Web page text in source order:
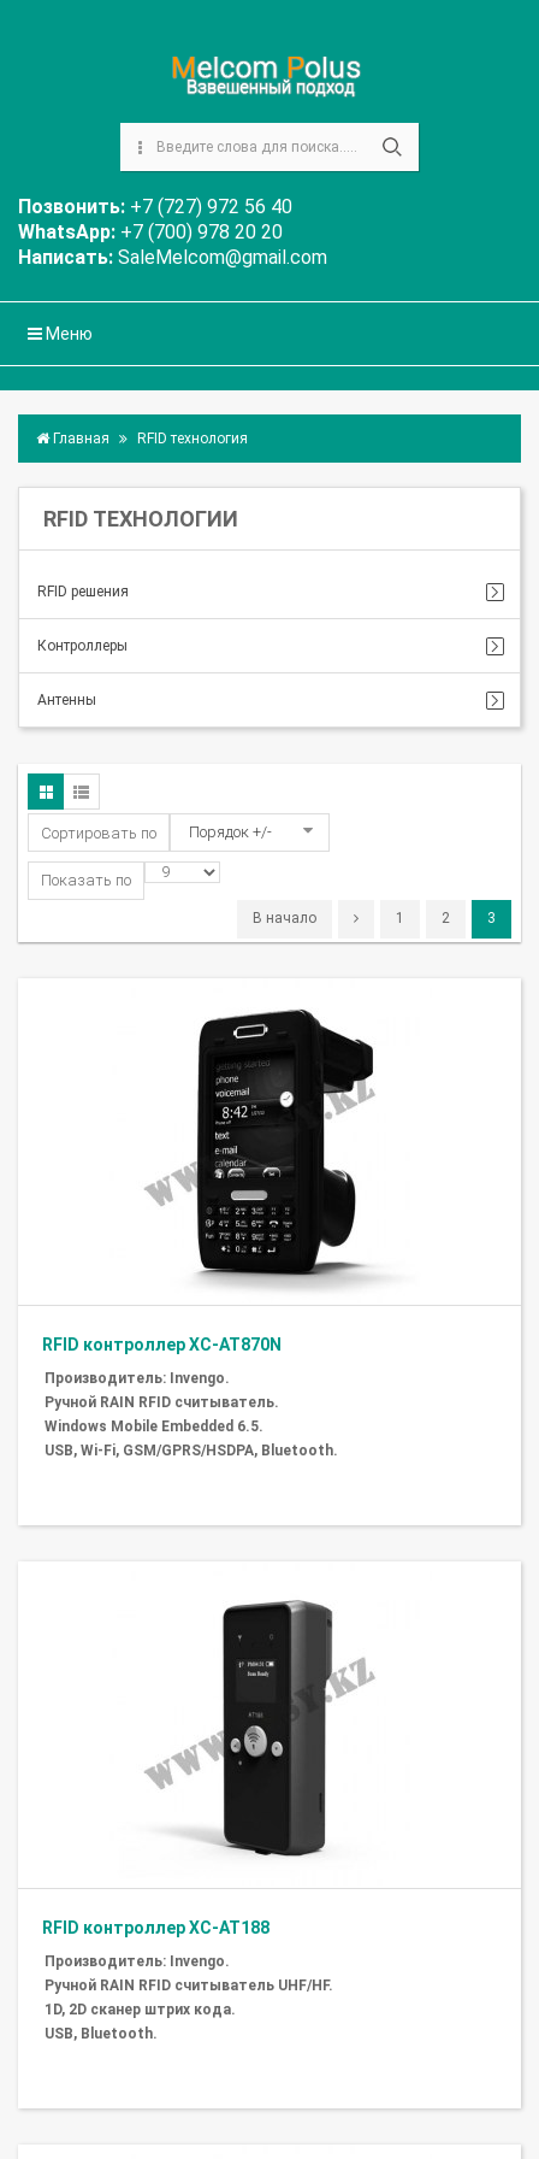
Позвонить: +7 (727) 972 56 40
WhatsApp: +7 (700) 978 20 20
Написать: SaleMelcom@gmail.com
Меню
Главная RFID технология
RFID ТЕХНОЛОГИИ
RFID решения
Контроллеры
Антенны
Сортировать по Порядок +/-
Показать по
В начало 1 2 3
RFID контроллер XC-AT870N
Производитель: Invengo.
Ручной RAIN RFID считыватель.
Windows Mobile Embedded 6.5.
USB, Wi-Fi, GSM/GPRS/HSDPA, Bluetooth.
RFID контроллер XC-AT188
Производитель: Invengo.
Ручной RAIN RFID считыватель UHF/HF.
1D, 2D сканер штрих кода.
USB, Bluetooth.